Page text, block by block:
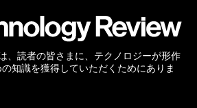
は、読者の皆さまに、テクノロジーが形作
知識を獲得していただくためにありま